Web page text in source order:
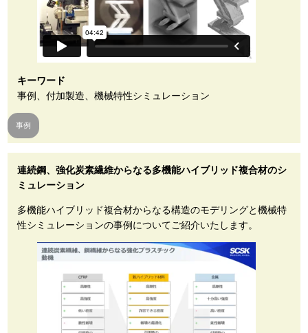
キーワード
事例、付加製造、機械特性シミュレーション
事例
連続鋼、強化炭素繊維からなる多機能ハイブリッド複合材のシ
ミュレーション
多機能ハイブリッド複合材からなる構造のモデリングと機械特
性シミュレーションの事例についてご紹介いたします。